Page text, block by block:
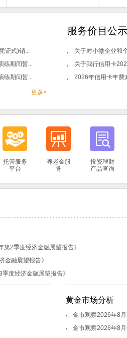
证式)销...
练期间暂...
练期间暂...
更多>
服务价目公示
关于对小微企业和
关于我行信用卡
2026年信用卡年费
托管服务
平台
养老金服
务
投资理财
产品查询
2季度经济金融展望报告》
金融展望报告》
度经济金融展望报告》
黄金市场分析
金市观察2026年8月
金市观察2026年8月